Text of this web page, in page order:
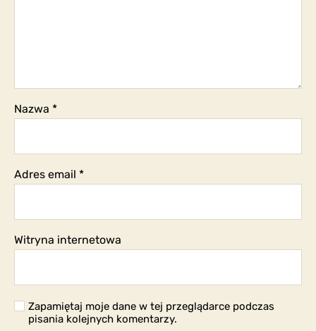
Nazwa *
Adres email *
Witryna internetowa
Zapamiętaj moje dane w tej przeglądarce podczas
pisania kolejnych komentarzy.